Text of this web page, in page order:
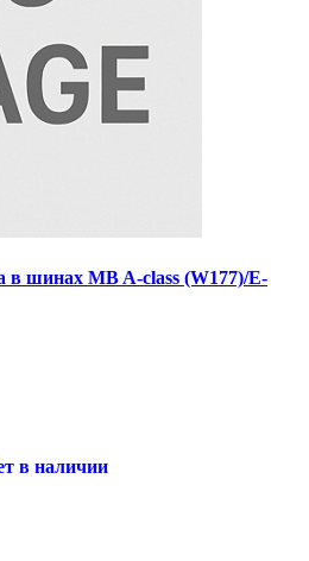
в шинах MB A-class (W177)/E-
в наличии